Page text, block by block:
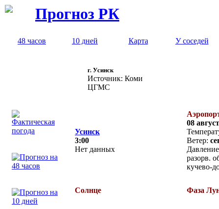
Прогноз РК
48 часов 10 дней Карта У соседей
г. Усинск
Источник: Коми
ЦГМС
Усинск
3:00
Нет данных
08
Ветер:
разорв.
кучево-
Солнце Фаза